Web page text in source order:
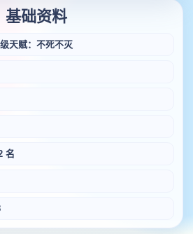
基础资料
天赋：不死不灭
名